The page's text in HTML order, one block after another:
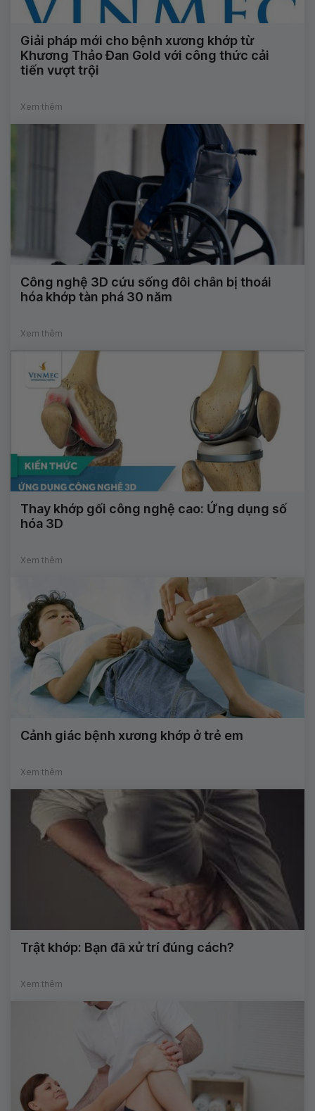
Giải pháp mới cho bệnh xương khớp từ
Khương Thảo Đan Gold với công thức cải
tiến vượt trội
Xem thêm
Công nghệ 3D cứu sống đôi chân bị thoái
hóa khớp tàn phá 30 năm
Xem thêm
Thay khớp gối công nghệ cao: Ứng dụng số
hóa 3D
Xem thêm
Cảnh giác bệnh xương khớp ở trẻ em
Xem thêm
Trật khớp: Bạn đã xử trí đúng cách?
Xem thêm